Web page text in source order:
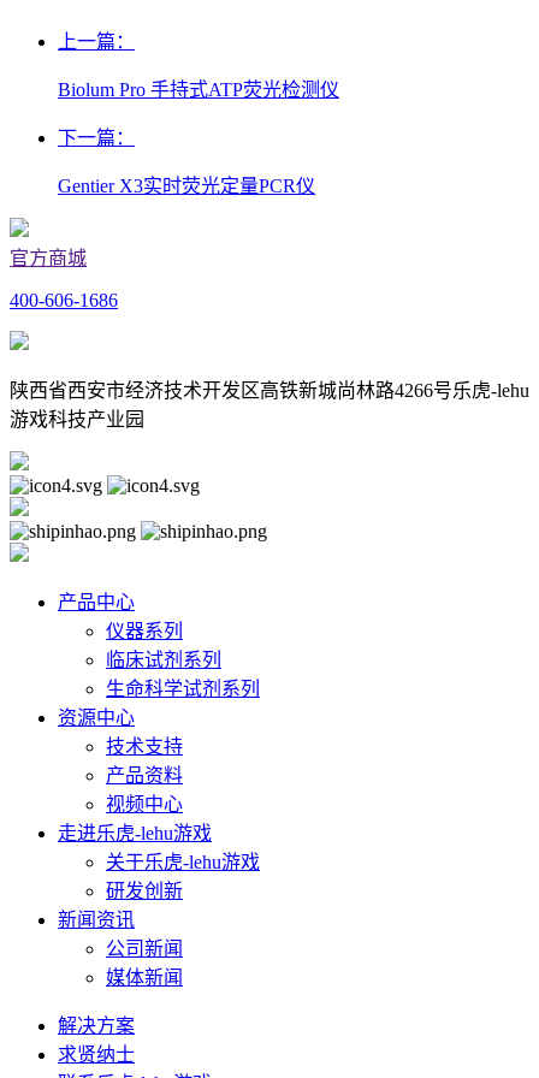
上一篇：
Biolum Pro 手持式ATP荧光检测仪
下一篇：
Gentier X3实时荧光定量PCR仪
官方商城
400-606-1686
陕西省西安市经济技术开发区高铁新城尚林路4266号乐虎-lehu
游戏科技产业园
产品中心
仪器系列
临床试剂系列
生命科学试剂系列
资源中心
技术支持
产品资料
视频中心
走进乐虎-lehu游戏
关于乐虎-lehu游戏
研发创新
新闻资讯
公司新闻
媒体新闻
解决方案
求贤纳士